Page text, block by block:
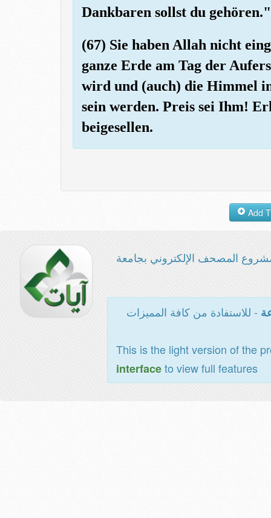
Dankbaren sollst du gehören."
(67) Sie haben Allah nicht
ganze Erde am Tag der
wird und (auch) die Himmel
sein werden. Preis sei Ihm!
beigesellen.
المصحف الإلكتروني بجامعة
- للاستفادة من كافة المميزات
This is the light version of the
interfaceto view full features